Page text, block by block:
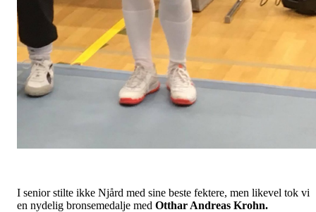
I senior stilte ikke Njård med sine beste fektere, men likevel tok vi
en nydelig bronsemedalje med Otthar Andreas Krohn.